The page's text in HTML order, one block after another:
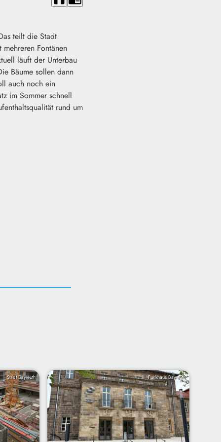
teilt die Stadt
Fontänen
läuft der Unterbau
Bäume sollen dann
auch noch ein
im Sommer schnell
rund um
Stadt Bayreuth Funkhaus Bayreuth